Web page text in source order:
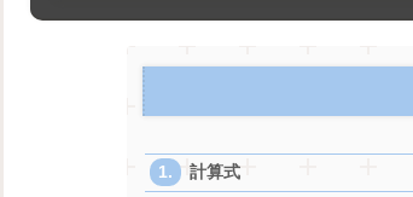
計算式